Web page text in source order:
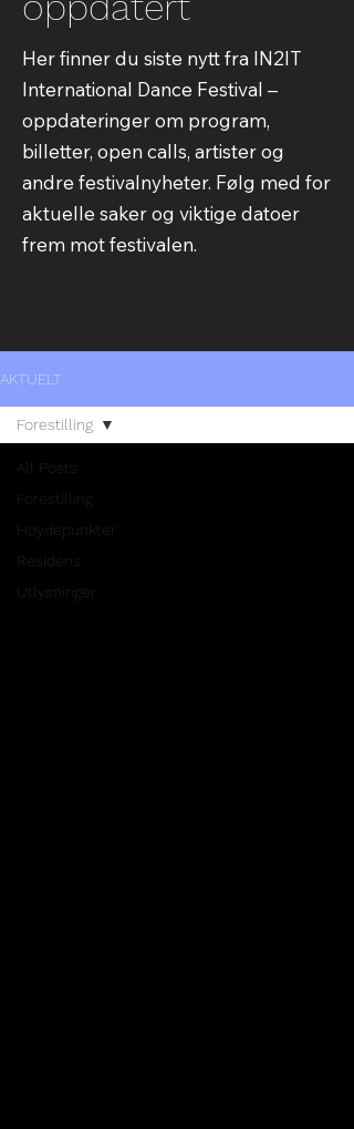
Her finner du siste nytt fra IN2IT
International Dance Festival –
oppdateringer om program,
billetter, open calls, artister og
andre festivalnyheter. Følg med for
aktuelle saker og viktige datoer
frem mot festivalen.
AKTUELT
All Posts
Forestilling
Høydepunkter
Residens
Utlysninger
Forestilling